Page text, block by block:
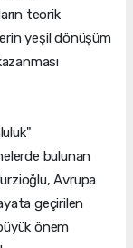
teorik
yeşil dönüşüm
bulunan
Avrupa
geçirilen
önem